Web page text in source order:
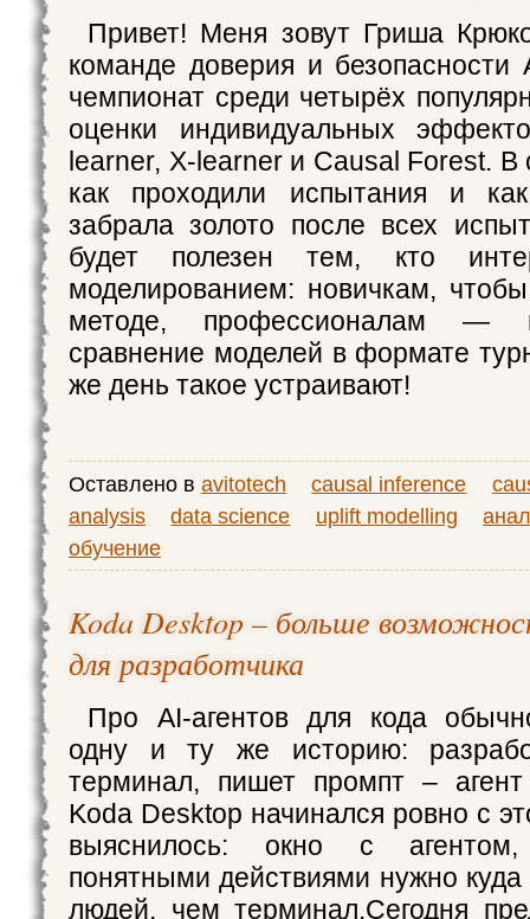
Привет! Меня зовут Гриша
команде доверия и
чемпионат среди четырёх
оценки индивидуальных
learner, X-learner и Causal Forest. В
как проходили испытания и
забрала золото после всех
будет полезен тем, кто
моделированием: новичкам,
методе, профессионалам —
сравнение моделей в формате
же день такое устраивают!
Оставлено в avitotech causal inference
analysis
data science uplift modelling
обучение
Koda Desktop – больше
для разработчика
Про AI-агентов для кода
одну и ту же историю:
терминал, пишет промпт –
Koda Desktop начинался ровно с
выяснилось: окно с
понятными действиями нужно
людей, чем терминал.Сегодня